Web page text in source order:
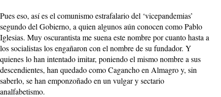
Pues eso, así es el comunismo estrafalario del ‘vicepandemias’
segundo del Gobierno, a quien algunos aún conocen como Pablo
Iglesias. Muy oscurantista me suena este nombre por cuanto hasta a
los socialistas los engañaron con el nombre de su fundador. Y
quienes lo han intentado imitar, poniendo el mismo nombre a sus
descendientes, han quedado como Cagancho en Almagro y, sin
saberlo, se han emponzoñado en un vulgar y sectario
analfabetismo.